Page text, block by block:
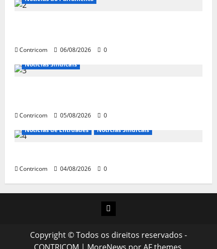
Contricom 06/08/2026
0
Notícias Sindicais
Contricom 05/08/2026
0
Notícias de Entidades
Notícias Sindicais
Contricom 04/08/2026 0
Instagram
Copyright © Todos os direitos reservados -